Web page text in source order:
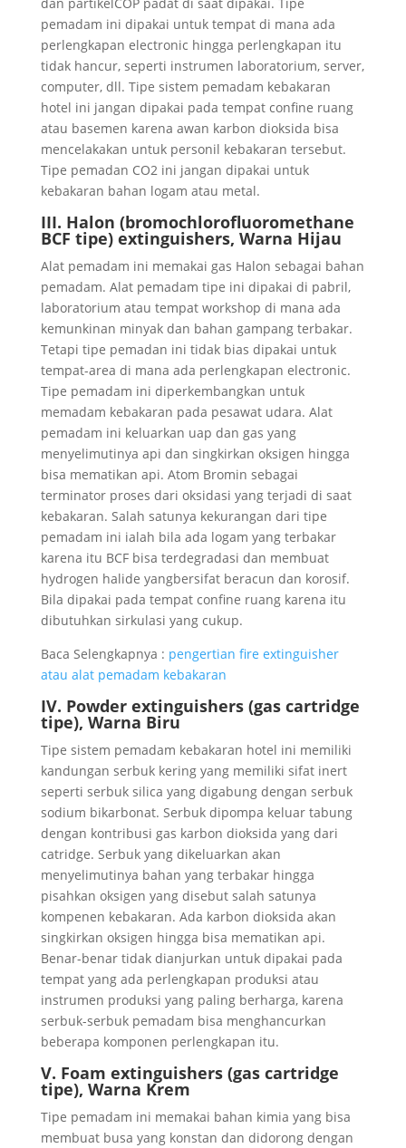
pemadam ini dipakai untuk tempat di mana ada
perlengkapan electronic hingga perlengkapan itu
tidak hancur, seperti instrumen laboratorium, server,
computer, dll. Tipe sistem pemadam kebakaran
hotel ini jangan dipakai pada tempat confine ruang
atau basemen karena awan karbon dioksida bisa
mencelakakan untuk personil kebakaran tersebut.
Tipe pemadan CO2 ini jangan dipakai untuk
kebakaran bahan logam atau metal.
III. Halon (bromochlorofluoromethane
BCF tipe) extinguishers, Warna Hijau
Alat pemadam ini memakai gas Halon sebagai bahan
pemadam. Alat pemadam tipe ini dipakai di pabril,
laboratorium atau tempat workshop di mana ada
kemunkinan minyak dan bahan gampang terbakar.
Tetapi tipe pemadan ini tidak bias dipakai untuk
tempat-area di mana ada perlengkapan electronic.
Tipe pemadam ini diperkembangkan untuk
memadam kebakaran pada pesawat udara. Alat
pemadam ini keluarkan uap dan gas yang
menyelimutinya api dan singkirkan oksigen hingga
bisa mematikan api. Atom Bromin sebagai
terminator proses dari oksidasi yang terjadi di saat
kebakaran. Salah satunya kekurangan dari tipe
pemadam ini ialah bila ada logam yang terbakar
karena itu BCF bisa terdegradasi dan membuat
hydrogen halide yangbersifat beracun dan korosif.
Bila dipakai pada tempat confine ruang karena itu
dibutuhkan sirkulasi yang cukup.
Baca Selengkapnya : pengertian fire extinguisher
atau alat pemadam kebakaran
IV. Powder extinguishers (gas cartridge
tipe), Warna Biru
Tipe sistem pemadam kebakaran hotel ini memiliki
kandungan serbuk kering yang memiliki sifat inert
seperti serbuk silica yang digabung dengan serbuk
sodium bikarbonat. Serbuk dipompa keluar tabung
dengan kontribusi gas karbon dioksida yang dari
catridge. Serbuk yang dikeluarkan akan
menyelimutinya bahan yang terbakar hingga
pisahkan oksigen yang disebut salah satunya
kompenen kebakaran. Ada karbon dioksida akan
singkirkan oksigen hingga bisa mematikan api.
Benar-benar tidak dianjurkan untuk dipakai pada
tempat yang ada perlengkapan produksi atau
instrumen produksi yang paling berharga, karena
serbuk-serbuk pemadam bisa menghancurkan
beberapa komponen perlengkapan itu.
V. Foam extinguishers (gas cartridge
tipe), Warna Krem
Tipe pemadam ini memakai bahan kimia yang bisa
membuat busa yang konstan dan didorong dengan